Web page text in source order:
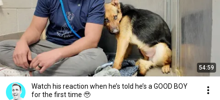
54:59
Watch his reaction when he’s told he’s a GOOD BOY
for the first time 🥹